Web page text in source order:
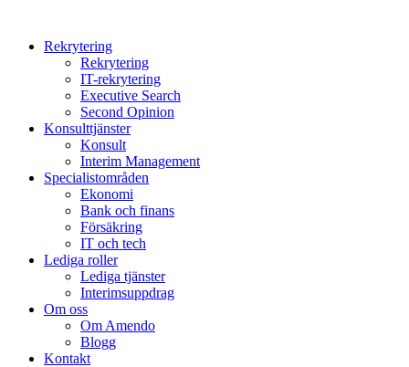
Rekrytering
Rekrytering
IT-rekrytering
Executive Search
Second Opinion
Konsulttjänster
Konsult
Interim Management
Specialistområden
Ekonomi
Bank och finans
Försäkring
IT och tech
Lediga roller
Lediga tjänster
Interimsuppdrag
Om oss
Om Amendo
Blogg
Kontakt